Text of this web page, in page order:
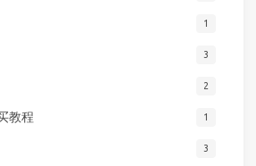
1
3
2
教程 1
3